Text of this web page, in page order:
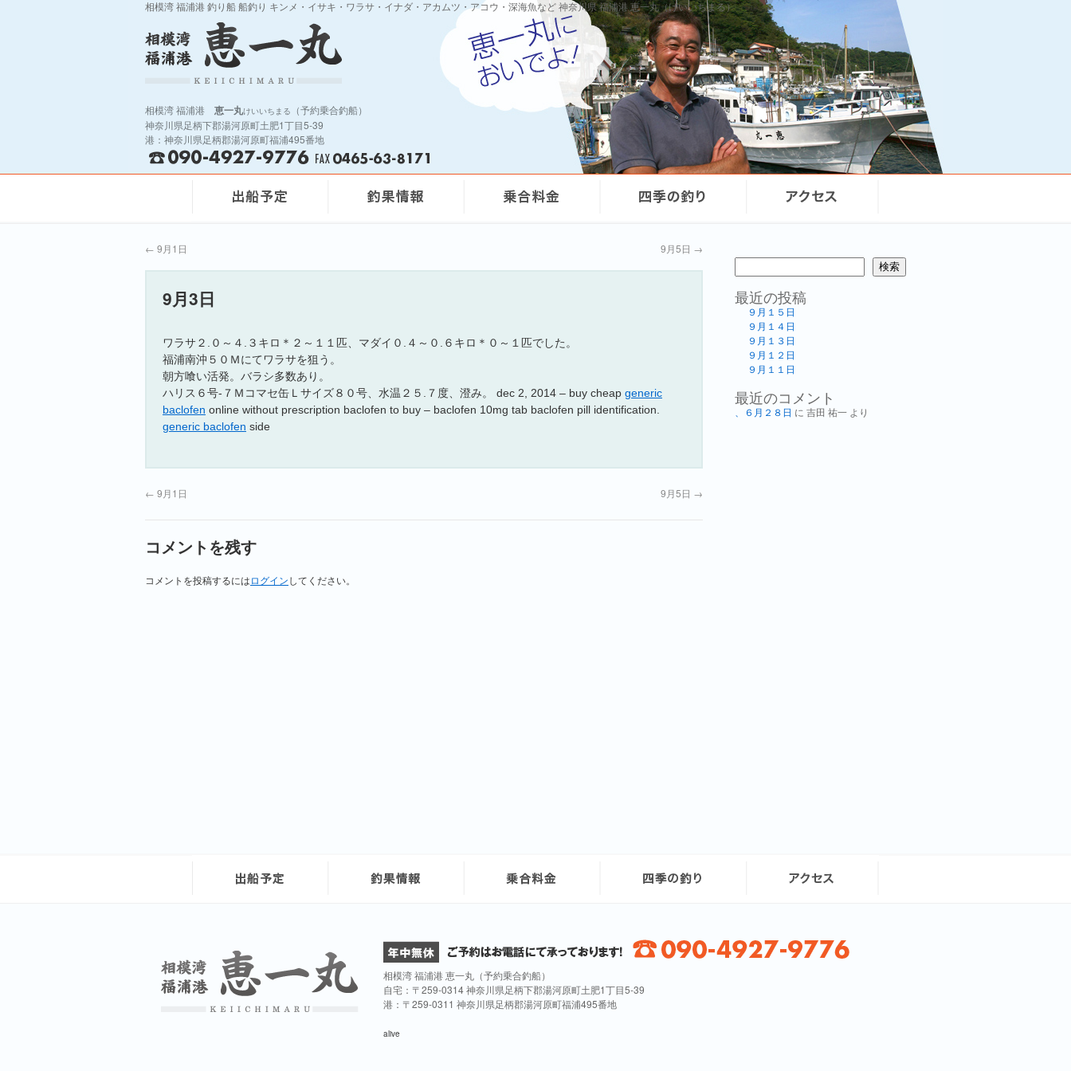
相模湾 福浦港 釣り船 船釣り キンメ・イサキ・ワラサ・イナダ・アカムツ・アコウ・深海魚など 神奈川県 福浦港 恵一丸（けいいちまる）
相模湾 福浦港 恵一丸けいいちまる
（予約乗合釣船）
神奈川県足柄下郡湯河原町土肥1丁目5-39
港：神奈川県足柄郡湯河原町福浦495番地
← 9月1日 9月5日 →
9月3日
ワラサ２.０～４.３キロ＊２～１１匹、マダイ０.４～０.６キロ＊０～１匹でした。
福浦南沖５０Ｍにてワラサを狙う。
朝方喰い活発。バラシ多数あり。
ハリス６号‐７Ｍコマセ缶Ｌサイズ８０号、水温２５.７度、澄み。 dec 2, 2014 – buy cheap generic
baclofen online without prescription baclofen to buy – baclofen 10mg tab baclofen pill identification.
generic baclofen side
← 9月1日 9月5日 →
コメントを残す
コメントを投稿するには ログイン してください。
検索
最近の投稿
９月１５日
９月１４日
９月１３日
９月１２日
９月１１日
最近のコメント
、６月２８日 に 吉田 祐一 より
相模湾 福浦港 恵一丸（予約乗合釣船）
自宅：〒259-0314 神奈川県足柄下郡湯河原町土肥1丁目5-39
港：〒259-0311 神奈川県足柄郡湯河原町福浦495番地
alive